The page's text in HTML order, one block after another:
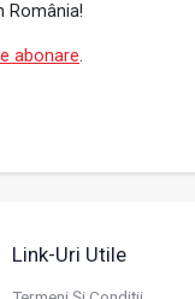
România!
abonare.
Link-Uri Utile